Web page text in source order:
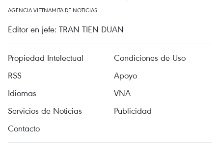
AGENCIA VIETNAMITA DE NOTICIAS
Editor en jefe: TRAN TIEN DUAN
Propiedad Intelectual
Condiciones de Uso
RSS
Apoyo
Idiomas
VNA
Servicios de Noticias
Publicidad
Contacto